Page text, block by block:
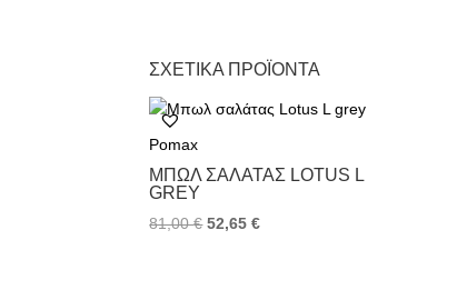
ΣΧΕΤΙΚΆ ΠΡΟΪΌΝΤΑ
Pomax
ΜΠΩΛ ΣΑΛΆΤΑΣ LOTUS L
GREY
81,00€ 52,65€